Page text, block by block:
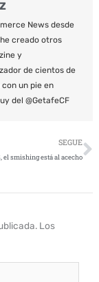
News desde
creado otros
y
de cientos de
un pie en
del @GetafeCF
SEGUE
el smishing está al acecho
Los